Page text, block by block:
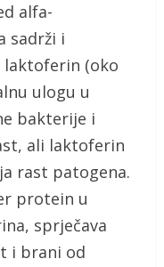
alfa-
sadrži i
laktoferin (oko
ulogu u
bakterije i
ali laktoferin
rast patogena.
protein u
sprječava
i brani od